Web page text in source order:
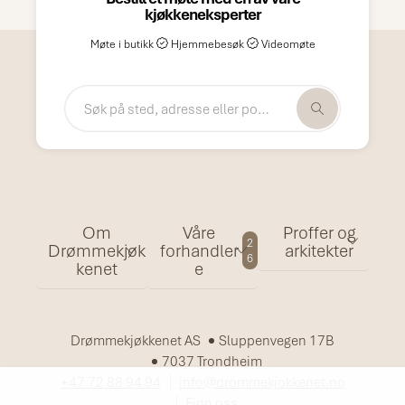
kjøkkeneksperter
Møte i butikk Hjemmebesøk Videomøte
Om
Drømmekjøk
kenet
Våre
forhandler
e
2
6
Proffer og
arkitekter
Drømmekjøkkenet AS
Sluppenvegen 17B
7037 Trondheim